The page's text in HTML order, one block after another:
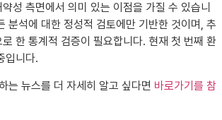
성 측면에서 의미 있는 이점을 가질 수 있습니
분석에 대한 정성적 검토에만 기반한 것이며, 추
한 통계적 검증이 필요합니다. 현재 첫 번째 환
입니다.
는 뉴스를 더 자세히 알고 싶다면 바로가기를 참